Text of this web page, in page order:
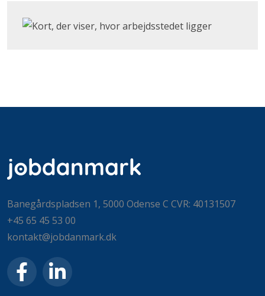
Klik for at åbne Google Maps og se, hvor
Banegårdspladsen 1, 5000 Odense C CVR: 40131507
+45 65 45 53 00
kontakt@jobdanmark.dk